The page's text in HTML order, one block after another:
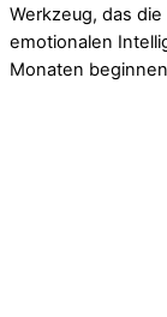
Werkzeug, das
emotionalen
Monaten